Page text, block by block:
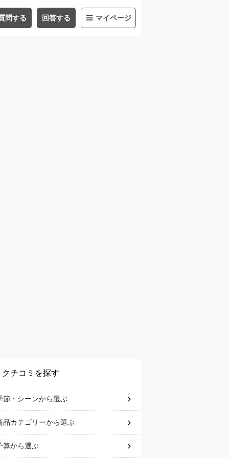
問する 回答する マイページ
クチコミを探す
節・シーンから選ぶ
品カテゴリーから選ぶ
算から選ぶ